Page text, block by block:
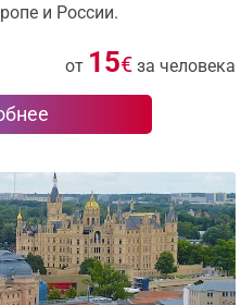
и России.
от 15€ за человека